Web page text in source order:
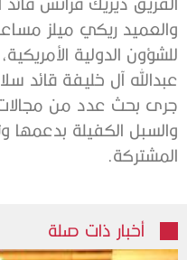
والعميد ريكي ميلز
للشؤون الدولية
عبدالله آل خليفة قائد
جرى بحث عدد من
والسبل الكفيلة بدعمها
المشتركة.
أخبار ذات صلة